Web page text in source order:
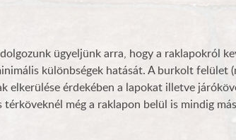
ügyeljünk arra, hogy a raklapokról
különbségek hatását. A burkolt felület
elkerülése érdekében a lapokat illetve
még a raklapon belül is mindig